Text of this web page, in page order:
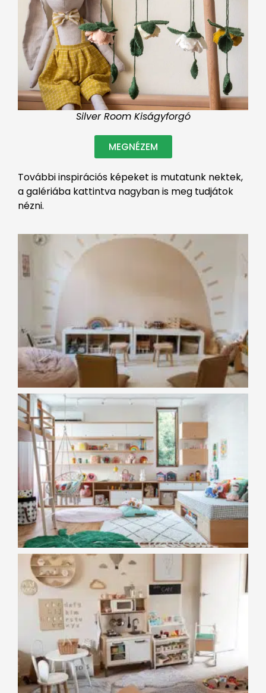
Silver Room Kiságyforgó
MEGNÉZEM
További inspirációs képeket is mutatunk nektek,
a galériába kattintva nagyban is meg tudjátok
nézni.